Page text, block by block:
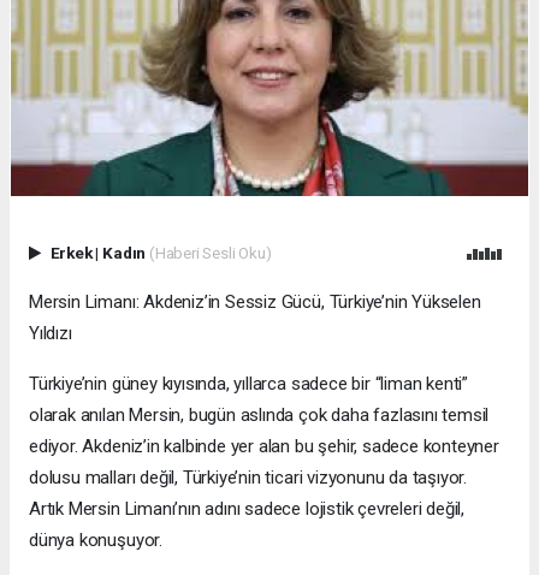
Erkek| Kadın (Haberi Sesli Oku)
Mersin Limanı: Akdeniz’in Sessiz Gücü, Türkiye’nin Yükselen
Yıldızı
Türkiye’nin güney kıyısında, yıllarca sadece bir “liman kenti”
olarak anılan Mersin, bugün aslında çok daha fazlasını temsil
ediyor. Akdeniz’in kalbinde yer alan bu şehir, sadece konteyner
dolusu malları değil, Türkiye’nin ticari vizyonunu da taşıyor.
Artık Mersin Limanı’nın adını sadece lojistik çevreleri değil,
dünya konuşuyor.